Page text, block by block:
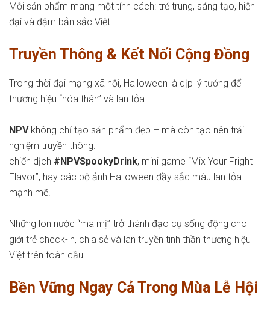
Mỗi sản phẩm mang một tính cách: trẻ trung, sáng tạo, hiện
đại và đậm bản sắc Việt.
Truyền Thông & Kết Nối Cộng Đồng
Trong thời đại mạng xã hội, Halloween là dịp lý tưởng để
thương hiệu “hóa thân” và lan tỏa.
NPVkhông chỉ tạo sản phẩm đẹp – mà còn tạo nên trải
nghiệm truyền thông:
chiến dịch #NPVSpookyDrink, mini game “Mix Your Fright
Flavor”, hay các bộ ảnh Halloween đầy sắc màu lan tỏa
mạnh mẽ.
Những lon nước “ma mị” trở thành đạo cụ sống động cho
giới trẻ check-in, chia sẻ và lan truyền tinh thần thương hiệu
Việt trên toàn cầu.
Bền Vững Ngay Cả Trong Mùa Lễ Hội